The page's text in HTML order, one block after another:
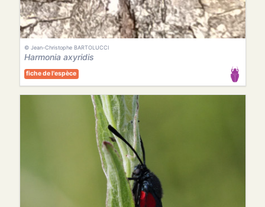
© Jean-Christophe BARTOLUCCI
Harmonia axyridis
fiche de l'espèce